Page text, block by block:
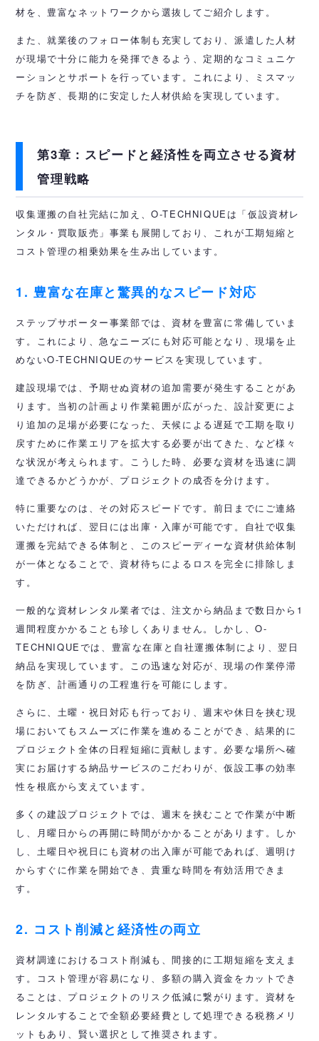
材を、豊富なネットワークから選抜してご紹介します。
また、就業後のフォロー体制も充実しており、派遣した人材
が現場で十分に能力を発揮できるよう、定期的なコミュニケ
ーションとサポートを行っています。これにより、ミスマッ
チを防ぎ、長期的に安定した人材供給を実現しています。
第3章：スピードと経済性を両立させる資材
管理戦略
収集運搬の自社完結に加え、O-TECHNIQUEは「仮設資材レ
ンタル・買取販売」事業も展開しており、これが工期短縮と
コスト管理の相乗効果を生み出しています。
1. 豊富な在庫と驚異的なスピード対応
ステップサポーター事業部では、資材を豊富に常備していま
す。これにより、急なニーズにも対応可能となり、現場を止
めないO-TECHNIQUEのサービスを実現しています。
建設現場では、予期せぬ資材の追加需要が発生することがあ
ります。当初の計画より作業範囲が広がった、設計変更によ
り追加の足場が必要になった、天候による遅延で工期を取り
戻すために作業エリアを拡大する必要が出てきた、など様々
な状況が考えられます。こうした時、必要な資材を迅速に調
達できるかどうかが、プロジェクトの成否を分けます。
特に重要なのは、その対応スピードです。前日までにご連絡
いただければ、翌日には出庫・入庫が可能です。自社で収集
運搬を完結できる体制と、このスピーディーな資材供給体制
が一体となることで、資材待ちによるロスを完全に排除しま
す。
一般的な資材レンタル業者では、注文から納品まで数日から1
週間程度かかることも珍しくありません。しかし、O-
TECHNIQUEでは、豊富な在庫と自社運搬体制により、翌日
納品を実現しています。この迅速な対応が、現場の作業停滞
を防ぎ、計画通りの工程進行を可能にします。
さらに、土曜・祝日対応も行っており、週末や休日を挟む現
場においてもスムーズに作業を進めることができ、結果的に
プロジェクト全体の日程短縮に貢献します。必要な場所へ確
実にお届けする納品サービスのこだわりが、仮設工事の効率
性を根底から支えています。
多くの建設プロジェクトでは、週末を挟むことで作業が中断
し、月曜日からの再開に時間がかかることがあります。しか
し、土曜日や祝日にも資材の出入庫が可能であれば、週明け
からすぐに作業を開始でき、貴重な時間を有効活用できま
す。
2. コスト削減と経済性の両立
資材調達におけるコスト削減も、間接的に工期短縮を支えま
す。コスト管理が容易になり、多額の購入資金をカットでき
ることは、プロジェクトのリスク低減に繋がります。資材を
レンタルすることで全額必要経費として処理できる税務メリ
ットもあり、賢い選択として推奨されます。